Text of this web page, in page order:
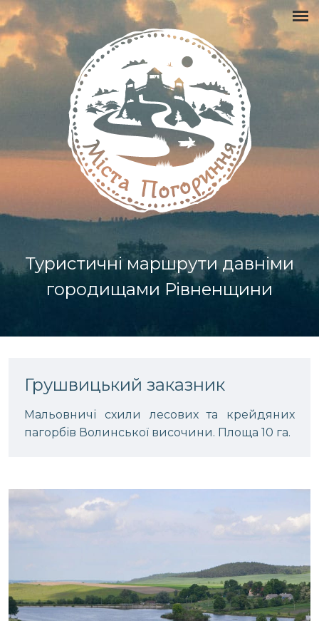
Туристичні маршрути давніми
городищами Рівненщини
Грушвицький заказник
Мальовничі схили лесових та крейдяних
пагорбів Волинської височини. Площа 10 га.